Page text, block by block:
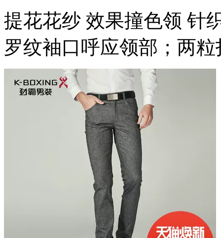
提花花纱 效果撞色领 针
罗纹袖口呼应领部；两